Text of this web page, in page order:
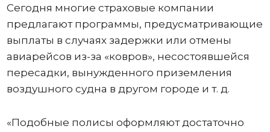
Сегодня многие страховые компании
предлагают программы, предусматривающие
выплаты в случаях задержки или отмены
авиарейсов из-за «ковров», несостоявшейся
пересадки, вынужденного приземления
воздушного судна в другом городе и т. д.
«Подобные полисы оформляют достаточно